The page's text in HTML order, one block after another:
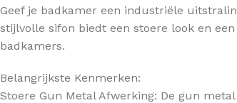
Geef je badkamer een industriële
stijlvolle sifon biedt een stoere look en
badkamers.
Belangrijkste Kenmerken:
Stoere Gun Metal Afwerking: De gun